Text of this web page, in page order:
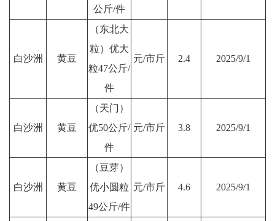
公斤/件
白沙洲 黄豆
（东北大
粒）优大
粒47公斤/
件
元/市斤 2.4 2025/9/1
白沙洲 黄豆
（天门）
优50公斤/
件
元/市斤 3.8 2025/9/1
白沙洲 黄豆
（豆芽）
优小圆粒
49公斤/件
元/市斤 4.6 2025/9/1